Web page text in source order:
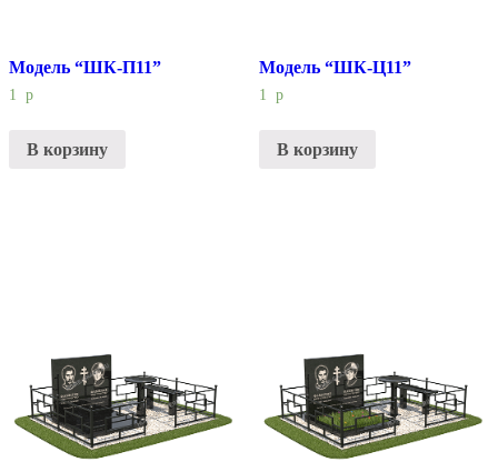
Модель “ШК-П11”
1 р
В корзину
Модель “ШК-Ц11”
1 р
В корзину